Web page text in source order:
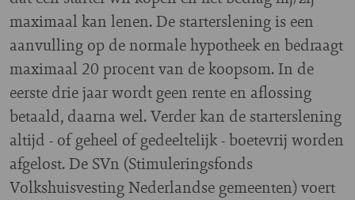
maximaal kan lenen. De starterslening is een
aanvulling op de normale hypotheek en bedraagt
maximaal 20 procent van de koopsom. In de
eerste drie jaar wordt geen rente en aflossing
betaald, daarna wel. Verder kan de starterslening
altijd - of geheel of gedeeltelijk - boetevrij worden
afgelost. De SVn (Stimuleringsfonds
Volkshuisvesting Nederlandse gemeenten) voert